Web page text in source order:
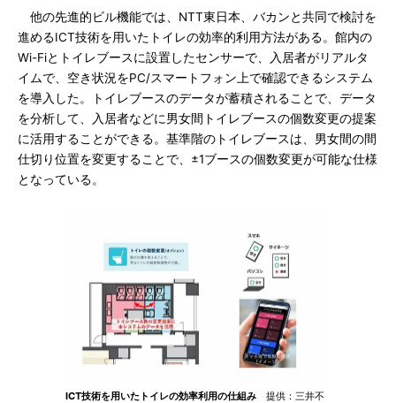
他の先進的ビル機能では、NTT東日本、バカンと共同で検討を
進めるICT技術を用いたトイレの効率的利用方法がある。館内の
Wi-Fiとトイレブースに設置したセンサーで、入居者がリアルタ
イムで、空き状況をPC/スマートフォン上で確認できるシステム
を導入した。トイレブースのデータが蓄積されることで、データ
を分析して、入居者などに男女間トイレブースの個数変更の提案
に活用することができる。基準階のトイレブースは、男女間の間
仕切り位置を変更することで、±1ブースの個数変更が可能な仕様
となっている。
ICT技術を用いたトイレの効率利用の仕組み 提供：三井不